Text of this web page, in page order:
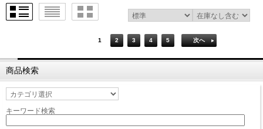
1 2 3 4 5 次へ
商品検索
キーワード検索